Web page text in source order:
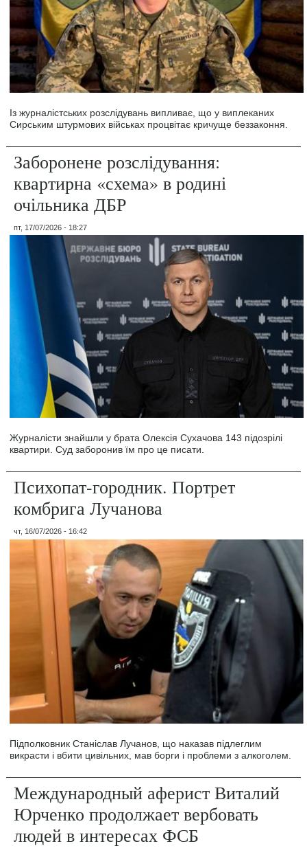
Із журналістських розслідувань випливає, що у виплеканих
Сирським штурмових військах процвітає кричуще беззаконня.
Заборонене розслідування:
квартирна «схема» в родині
очільника ДБР
пт, 17/07/2026 - 18:27
Журналісти знайшли у брата Олексія Сухачова 143 підозрілі
квартири. Суд заборонив їм про це писати.
Психопат-городник. Портрет
комбрига Лучанова
чт, 16/07/2026 - 16:42
Підполковник Станіслав Лучанов, що наказав підлеглим
викрасти і вбити цивільних, мав борги і проблеми з алкоголем.
Международный аферист Виталий
Юрченко продолжает вербовать
людей в интересах ФСБ